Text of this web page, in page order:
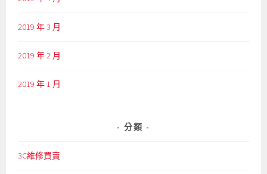
2019 年 3 月
2019 年 2 月
2019 年 1 月
分類
3C維修買賣